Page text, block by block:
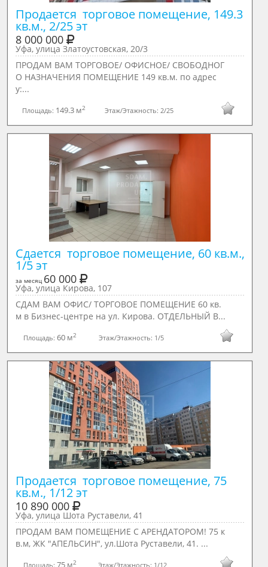
Продается  торговое помещение, 149.3
кв.м., 2/25 эт
8 000 000
Уфа, улица Златоустовская, 20/3
ПРОДАМ ВАМ ТОРГОВОЕ/ ОФИСНОЕ/ СВОБОДНОГ
О НАЗНАЧЕНИЯ ПОМЕЩЕНИЕ 149 кв.м. по адрес
у:...
Площадь: 149.3 м2 Этаж/Этажность: 2/25
Сдается  торговое помещение, 60 кв.м.,
1/5 эт
за месяц 60 000
Уфа, улица Кирова, 107
СДАМ ВАМ ОФИС/ ТОРГОВОЕ ПОМЕЩЕНИЕ 60 кв.
м в Бизнес-центре на ул. Кирова. ОТДЕЛЬНЫЙ В...
Площадь:60 м2 Этаж/Этажность: 1/5
Продается  торговое помещение, 75
кв.м., 1/12 эт
10 890 000
Уфа, улица Шота Руставели, 41
ПРОДАМ ВАМ ПОМЕЩЕНИЕ С АРЕНДАТОРОМ! 75 к
в.м, ЖК "АПЕЛЬСИН", ул.Шота Руставели, 41. ...
Площадь: 75 м2 Этаж/Этажность: 1/12